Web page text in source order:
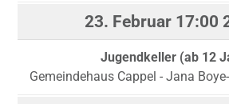
23. Februar17:00
Jugendkeller (ab 12
Gemeindehaus Cappel - Jana